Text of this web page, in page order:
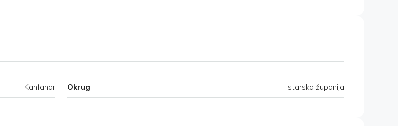
Kanfanar Okrug Istarska županija